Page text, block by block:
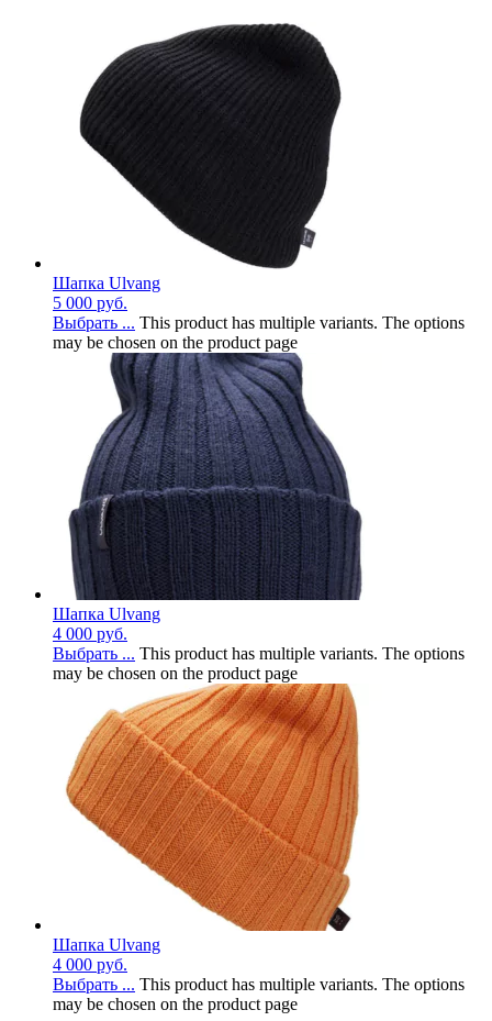
Шапка Ulvang
5 000 руб.
Выбрать ... This product has multiple variants. The options
may be chosen on the product page
Шапка Ulvang
4 000 руб.
Выбрать ... This product has multiple variants. The options
may be chosen on the product page
Шапка Ulvang
4 000 руб.
Выбрать ... This product has multiple variants. The options
may be chosen on the product page